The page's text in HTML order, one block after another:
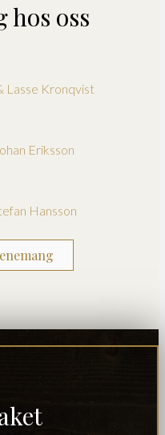
hos oss
Lasse Kronqvist
Eriksson
Hansson